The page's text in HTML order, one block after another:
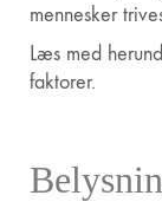
mennesker
Læs med
faktorer.